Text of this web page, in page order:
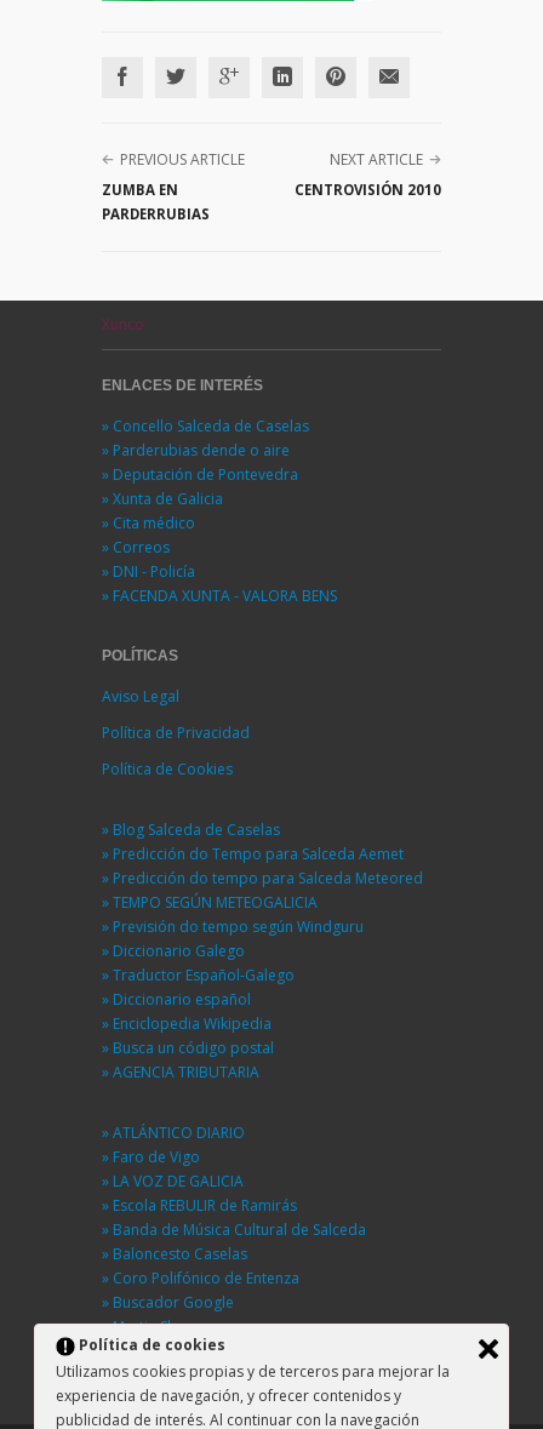
PREVIOUS ARTICLE
ZUMBA EN
PARDERRUBIAS
NEXT ARTICLE
CENTROVISIÓN 2010
Xunco
ENLACES DE INTERÉS
» Concello Salceda de Caselas
» Parderubias dende o aire
» Deputación de Pontevedra
» Xunta de Galicia
» Cita médico
» Correos
» DNI - Policía
» FACENDA XUNTA - VALORA BENS
POLÍTICAS
Aviso Legal
Política de Privacidad
Política de Cookies
» Blog Salceda de Caselas
» Predicción do Tempo para Salceda Aemet
» Predicción do tempo para Salceda Meteored
» TEMPO SEGÚN METEOGALICIA
» Previsión do tempo según Windguru
» Diccionario Galego
» Traductor Español-Galego
» Diccionario español
» Enciclopedia Wikipedia
» Busca un código postal
» AGENCIA TRIBUTARIA
» ATLÁNTICO DIARIO
» Faro de Vigo
» LA VOZ DE GALICIA
» Escola REBULIR de Ramirás
» Banda de Música Cultural de Salceda
» Baloncesto Caselas
» Coro Polifónico de Entenza
» Buscador Google
» Martin Sheen
» BUSCA UNHA RÚA
» DGT
Política de cookies
Utilizamos cookies propias y de terceros para mejorar la
experiencia de navegación, y ofrecer contenidos y
publicidad de interés. Al continuar con la navegación